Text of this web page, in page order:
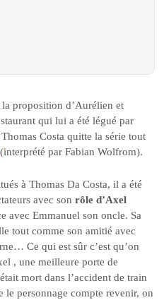
la proposition d’Aurélien et
qui lui a été légué par
Costa quitte la série tout
(interprété par Fabian Wolfrom).
à Thomas Da Costa, il a été
avec sonrôle d’Axel
avec Emmanuel son oncle. Sa
tout comme son amitié avec
Ce qui est sûr c’est qu’on
, une meilleure porte de
mort dans l’accident de train
le personnage compte revenir, on